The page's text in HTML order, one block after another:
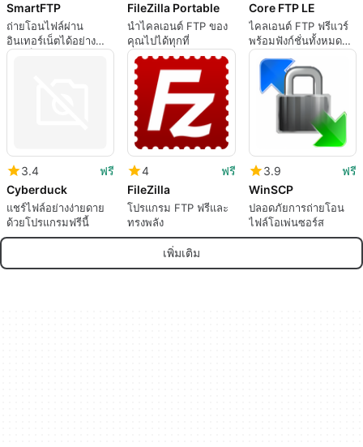
SmartFTP
ถ่ายโอนไฟล์ผ่าน
อินเทอร์เน็ตได้อย่าง
รวดเร็ว
FileZilla Portable
นำไคลเอนต์ FTP ของ
คุณไปได้ทุกที่
Core FTP LE
ไคลเอนต์ FTP ฟรีแวร์
พร้อมฟังก์ชั่นทั้งหมดที่
คุณต้องการ
3.4
ฟรี
Cyberduck
แชร์ไฟล์อย่างง่ายดาย
ด้วยโปรแกรมฟรีนี้
4
ฟรี
FileZilla
โปรแกรม FTP ฟรีและ
ทรงพลัง
3.9
ฟรี
WinSCP
ปลอดภัยการถ่ายโอน
ไฟล์โอเพ่นซอร์ส
เพิ่มเติม